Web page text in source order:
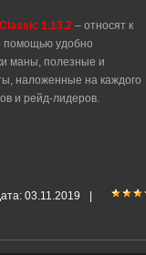
1.13.2 – относят к
помощью удобно
маны, полезные и
наложенные на каждого
и рейд-лидеров.
03.11.2019
|